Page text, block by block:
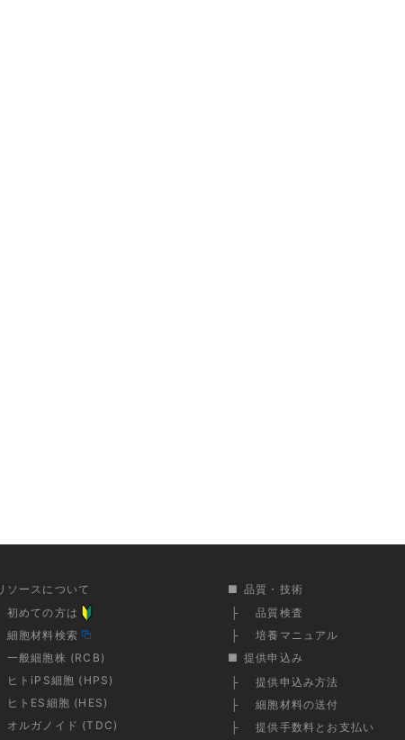
ソースについて
初めての方は
細胞材料検索
一般細胞株 (RCB)
ヒトiPS細胞 (HPS)
ヒトES細胞 (HES)
オルガノイド (TDC)
品質・技術
品質検査
培養マニュアル
提供申込み
提供申込み方法
細胞材料の送付
提供手数料とお支払い